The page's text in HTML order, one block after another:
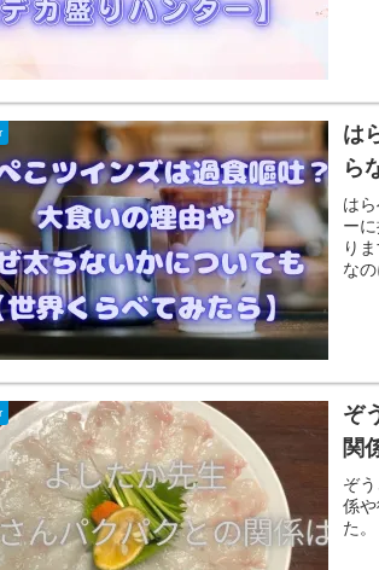
は
ら
は
ー
り
な
ぞ
関
ぞ
係
た。